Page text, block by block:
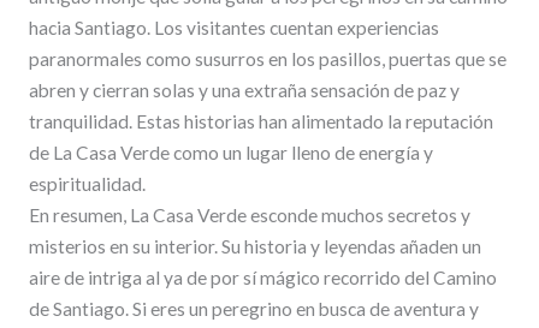
hacia Santiago. Los visitantes cuentan experiencias
paranormales como susurros en los pasillos, puertas que se
abren y cierran solas y una extraña sensación de paz y
tranquilidad. Estas historias han alimentado la reputación
de La Casa Verde como un lugar lleno de energía y
espiritualidad.
En resumen, La Casa Verde esconde muchos secretos y
misterios en su interior. Su historia y leyendas añaden un
aire de intriga al ya de por sí mágico recorrido del Camino
de Santiago. Si eres un peregrino en busca de aventura y